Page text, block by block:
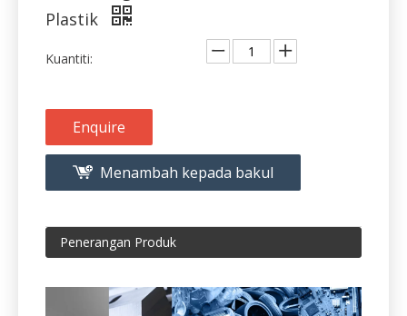
Enquire
Menambah kepada bakul
Penerangan Produk